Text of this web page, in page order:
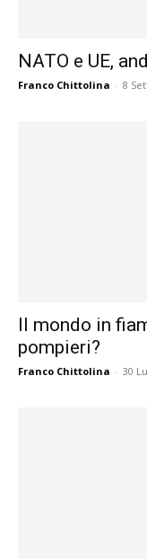
NATO e UE,
Franco Chittolina - 8
Il mondo in
pompieri?
Franco Chittolina - 30